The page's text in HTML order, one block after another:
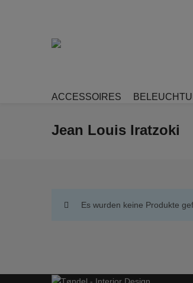
ACCESSOIRES
Jean Louis Iratzoki
Es wurden keine Produkte